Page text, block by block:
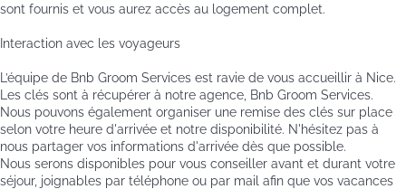
sont fournis et vous aurez accès au logement complet.
Interaction avec les voyageurs
L’équipe de Bnb Groom Services est ravie de vous accueillir à Nice.
Les clés sont à récupérer à notre agence, Bnb Groom Services.
Nous pouvons également organiser une remise des clés sur place
selon votre heure d'arrivée et notre disponibilité. N'hésitez pas à
nous partager vos informations d'arrivée dès que possible.
Nous serons disponibles pour vous conseiller avant et durant votre
séjour, joignables par téléphone ou par mail afin que vos vacances